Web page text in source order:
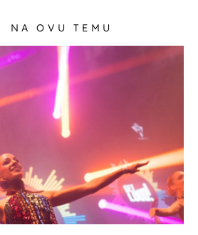
NA OVU TEMU